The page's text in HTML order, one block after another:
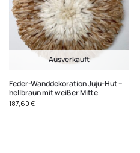
Ausverkauft
Feder-Wanddekoration Juju-Hut –
hellbraun mit weißer Mitte
187,60 €